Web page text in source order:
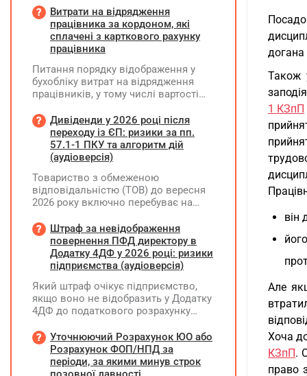
догана
Також
1 КЗпП
він
Але
Хоча
КЗпП.
право
Витрати на відрядження
працівника за кордоном, які
сплачені з карткового рахунку
працівника
Питання порядку відображення у
бухобліку витрат на відрядження
працівників, у тому числі вартості
карткового рахунку працівника та
підтвердження таких операцій
первинними документами, належать
до компетенції Мінфіну
Дивіденди у 2026 році після
переходу із ЄП: ризики за пп.
57.1-1 ПКУ та алгоритм дій
(аудіоверсія)
Товариство з обмеженою
відповідальністю (ТОВ) до вересня
2026 року включно перебуває на
(єдиний податок, 3 група, ставка 5%,
неплатник ПДВ). З 1 жовтня 2026
року підприємство переходить на
загальну систему оподаткування
прибуток). За результатами
діяльності у періоді 2024–2025 років
(під час перебування на спрощеній
чистий прибуток, сума
нерозподіленого прибутку в балансі
становить 18 млн грн. Наприкінці
Штраф за невідображення
повернення ПФД директору в
Додатку 4ДФ у 2026 році: ризики
підприємства (аудіоверсія)
Який штраф очікує підприємство,
якщо воно не відобразить у Додатку
4ДФ до податкового розрахунку
допомоги (ПФД) директору?
Уточнюючий Розрахунок ЮО або
Розрахунок ФОП/НПД за
періоди, за якими минув строк